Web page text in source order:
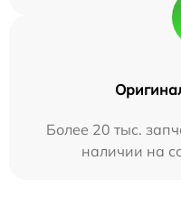
Более 20 тыс.
наличии на